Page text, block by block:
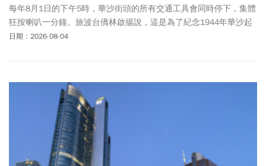
每年8月1日的下午5時，華沙街頭的所有交通工具會同時停下，集體
狂按喇叭一分鐘。旅波台僑林啟揚說，這是為了紀念1944年華沙起
義「W時刻」爆發的瞬間。在他看來，這種舉國一致的凝聚力，「正
日期：2026-08-04